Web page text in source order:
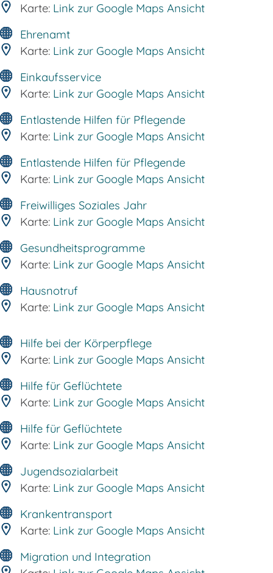
Karte: Link zur Google Maps Ansicht
Ehrenamt
Karte: Link zur Google Maps Ansicht
Einkaufsservice
Karte: Link zur Google Maps Ansicht
Entlastende Hilfen für Pflegende
Karte: Link zur Google Maps Ansicht
Entlastende Hilfen für Pflegende
Karte: Link zur Google Maps Ansicht
Freiwilliges Soziales Jahr
Karte: Link zur Google Maps Ansicht
Gesundheitsprogramme
Karte: Link zur Google Maps Ansicht
Hausnotruf
Karte: Link zur Google Maps Ansicht
Hilfe bei der Körperpflege
Karte: Link zur Google Maps Ansicht
Hilfe für Geflüchtete
Karte: Link zur Google Maps Ansicht
Hilfe für Geflüchtete
Karte: Link zur Google Maps Ansicht
Jugendsozialarbeit
Karte: Link zur Google Maps Ansicht
Krankentransport
Karte: Link zur Google Maps Ansicht
Migration und Integration